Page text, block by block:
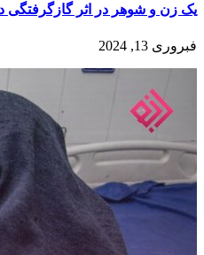
یک زن و شوهر در اثر گازگرفتگی
فبروری 13, 2024